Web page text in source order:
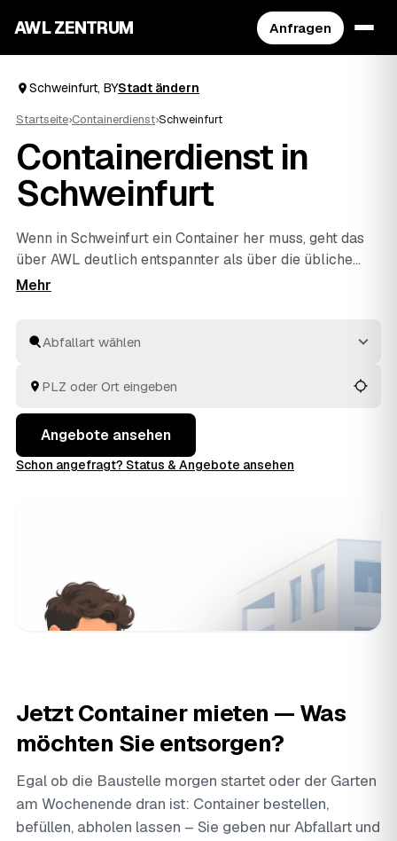
AWL ZENTRUM Anfragen
Schweinfurt, BYStadt ändern
Startseite›Containerdienst›Schweinfurt
Containerdienst in
Schweinfurt
Wenn in Schweinfurt ein Container her muss, geht das
über AWL deutlich entspannter als über die übliche
Telefonrunde. Sie beschreiben einmal, was raus soll –
geprüfter Anbieter aus Schweinfurt und
und
geliefert und nach dem Befüllen wieder abgeholt. Sie
Angebote ansehen
Schon angefragt? Status & Angebote ansehen
Jetzt Container mieten — Was
möchten Sie entsorgen?
Egal ob die Baustelle morgen startet oder der Garten
am Wochenende dran ist: Container bestellen,
befüllen, abholen lassen – Sie geben nur Abfallart und